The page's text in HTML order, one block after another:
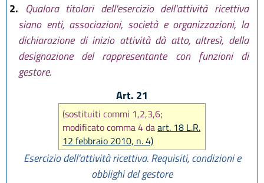
2. Qualora titolari dell'esercizio dell'attività ricettiva
siano enti, associazioni, società e organizzazioni, la
dichiarazione di inizio attività dà atto, altresì, della
designazione del rappresentante con funzioni di
gestore.
Art. 21
(sostituiti commi 1,2,3,6;
modificato comma 4 daart. 18 L.R.
12 febbraio 2010, n. 4)
Esercizio dell'attività ricettiva. Requisiti, condizioni e
obblighi del gestore